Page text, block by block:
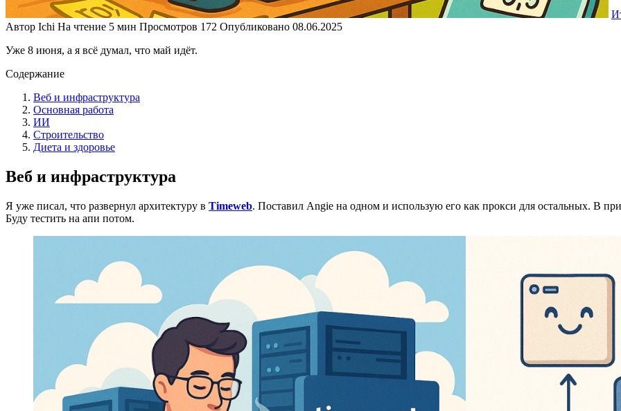
Автор Ichi На чтение 5 мин Просмотров 172 Опубликовано 08.06.2025
Уже 8 июня, а я всё думал, что май идёт.
Содержание
Веб и инфраструктура
Основная работа
ИИ
Строительство
Диета и здоровье
Веб и инфраструктура
Я уже писал, что развернул архитектуру в Timeweb. Поставил Angie на одном и использую его как прокси для остальных. В
Буду тестить на апи потом.